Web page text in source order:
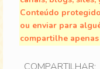
Conteúdo
ou enviar para
compartilhe